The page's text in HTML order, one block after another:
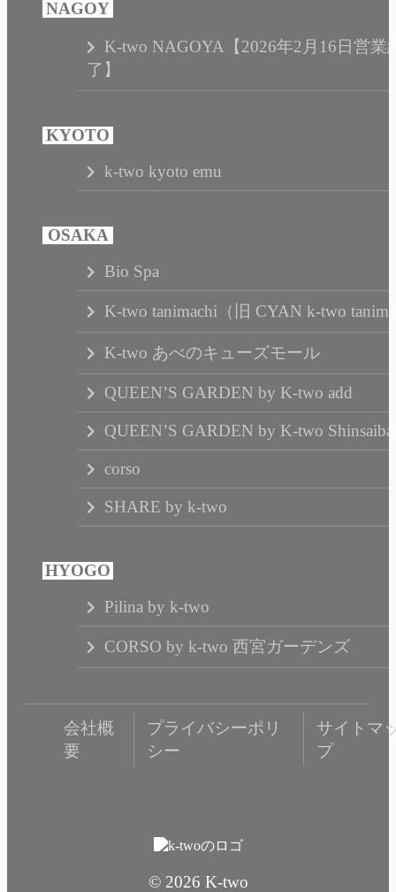
K-two NAGOYA【2026年2月16日営業
了】
k-two kyoto emu
Bio Spa
K-two tanimachi（旧 CYAN k-two
K-two あべのキューズモール
QUEEN’S GARDEN by K-two add
QUEEN’S GARDEN by K-two
corso
SHARE by k-two
Pilina by k-two
CORSO by k-two 西宮ガーデンズ
会社概
要
プライバシーポリ
シー
サイトマ
プ
© 2026 K-two